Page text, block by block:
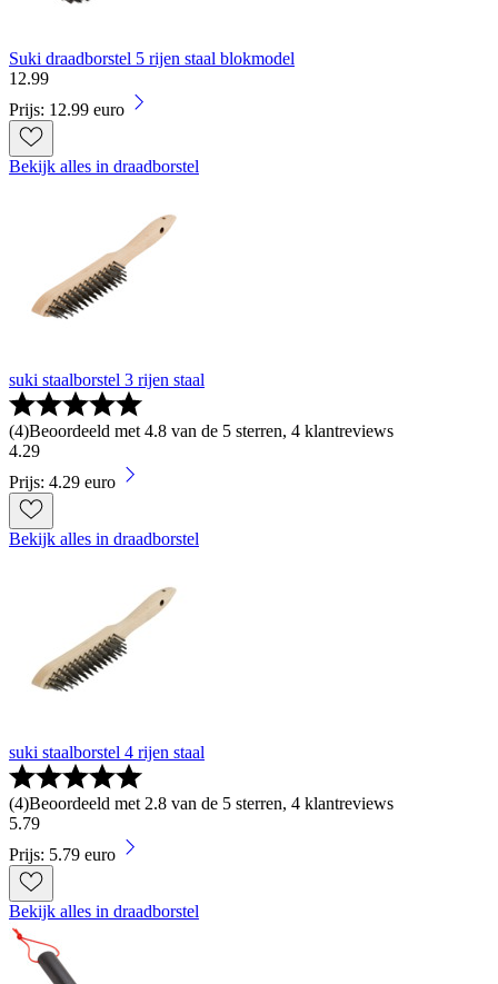
Suki draadborstel 5 rijen staal blokmodel
12.99
Prijs: 12.99 euro
Bekijk alles in draadborstel
suki staalborstel 3 rijen staal
(4)Beoordeeld met 4.8 van de 5 sterren, 4 klantreviews
4.29
Prijs: 4.29 euro
Bekijk alles in draadborstel
suki staalborstel 4 rijen staal
(4)Beoordeeld met 2.8 van de 5 sterren, 4 klantreviews
5.79
Prijs: 5.79 euro
Bekijk alles in draadborstel